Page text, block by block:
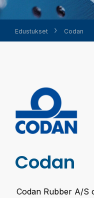
Edustukset Codan
Codan
Codan Rubber A/S